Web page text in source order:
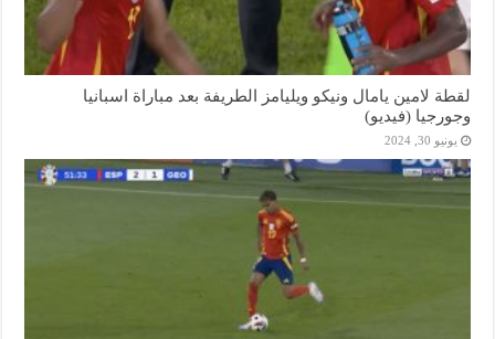
لقطة لامين يامال ونيكو ويليامز الطريفة بعد مباراة اسبانيا
وجورجيا (فيديو)
يونيو 30, 2024